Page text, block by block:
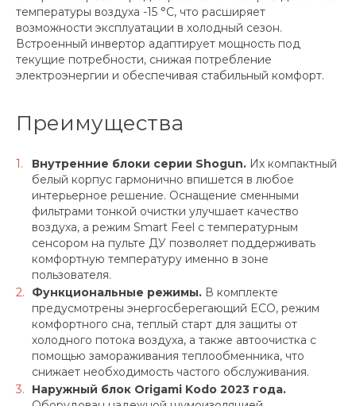
температуры воздуха -15 °C, что расширяет
возможности эксплуатации в холодный сезон.
Встроенный инвертор адаптирует мощность под
текущие потребности, снижая потребление
электроэнергии и обеспечивая стабильный комфорт.
Преимущества
Внутренние блоки серии Shogun. Их компактный
белый корпус гармонично впишется в любое
интерьерное решение. Оснащение сменными
фильтрами тонкой очистки улучшает качество
воздуха, а режим Smart Feel с температурным
сенсором на пульте ДУ позволяет поддерживать
комфортную температуру именно в зоне
пользователя.
Функциональные режимы. В комплекте
предусмотрены энергосберегающий ECO, режим
комфортного сна, теплый старт для защиты от
холодного потока воздуха, а также автоочистка с
помощью замораживания теплообменника, что
снижает необходимость частого обслуживания.
Наружный блок Origami Kodo 2023 года.